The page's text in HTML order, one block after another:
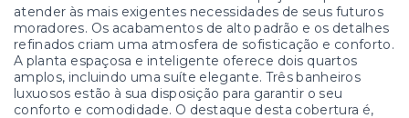
atender às mais exigentes necessidades de seus futuros
moradores. Os acabamentos de alto padrão e os detalhes
refinados criam uma atmosfera de sofisticação e conforto.
A planta espaçosa e inteligente oferece dois quartos
amplos, incluindo uma suíte elegante. Três banheiros
luxuosos estão à sua disposição para garantir o seu
conforto e comodidade. O destaque desta cobertura é,